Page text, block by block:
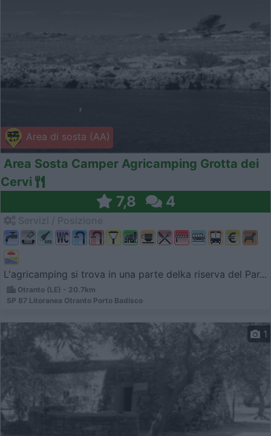
Area di sosta (AA)
Area Sosta Camper Agricamping Grotta dei
Cervi
7,8 4
L'agricamping si trova in una parte delka riserva del Par...
Otranto (LE) - 20.7km
SP 87 Litoranea Otranto Porto Badisco
1